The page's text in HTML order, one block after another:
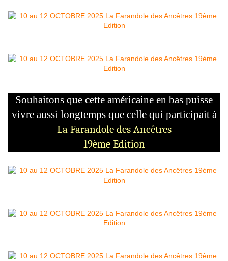
Souhaitons que cette américaine en bas puisse
vivre aussi longtemps que celle qui participait à
La Farandole des Ancêtres
19ème Edition